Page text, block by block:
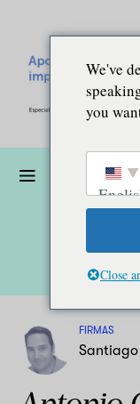
FIRMAS
We've
you
Close